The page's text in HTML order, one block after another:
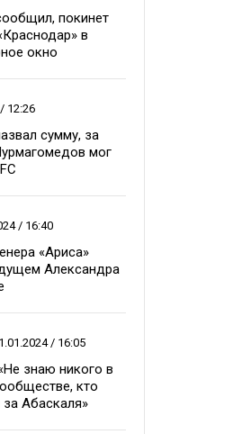
покинет
в
окно
12:26
сумму, за
мог
/ 16:40
«Ариса»
Александра
/ 16:05
знаю никого в
кто
Абаскаля»